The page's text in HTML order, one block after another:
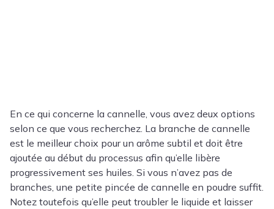
En ce qui concerne la cannelle, vous avez deux options
selon ce que vous recherchez. La branche de cannelle
est le meilleur choix pour un arôme subtil et doit être
ajoutée au début du processus afin qu’elle libère
progressivement ses huiles. Si vous n’avez pas de
branches, une petite pincée de cannelle en poudre suffit.
Notez toutefois qu’elle peut troubler le liquide et laisser